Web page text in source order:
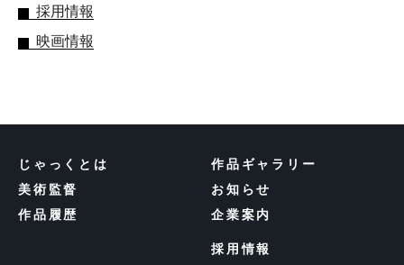
採用情報
映画情報
じゃっくとは
美術監督
作品履歴
作品ギャラリー
お知らせ
企業案内
採用情報